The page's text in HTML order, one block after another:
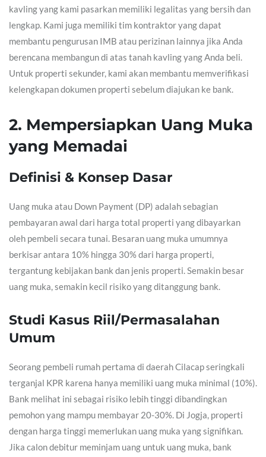
kavling yang kami pasarkan memiliki legalitas yang bersih dan
lengkap. Kami juga memiliki tim kontraktor yang dapat
membantu pengurusan IMB atau perizinan lainnya jika Anda
berencana membangun di atas tanah kavling yang Anda beli.
Untuk properti sekunder, kami akan membantu memverifikasi
kelengkapan dokumen properti sebelum diajukan ke bank.
2. Mempersiapkan Uang Muka
yang Memadai
Definisi & Konsep Dasar
Uang muka atau Down Payment (DP) adalah sebagian
pembayaran awal dari harga total properti yang dibayarkan
oleh pembeli secara tunai. Besaran uang muka umumnya
berkisar antara 10% hingga 30% dari harga properti,
tergantung kebijakan bank dan jenis properti. Semakin besar
uang muka, semakin kecil risiko yang ditanggung bank.
Studi Kasus Riil/Permasalahan
Umum
Seorang pembeli rumah pertama di daerah Cilacap seringkali
terganjal KPR karena hanya memiliki uang muka minimal (10%).
Bank melihat ini sebagai risiko lebih tinggi dibandingkan
pemohon yang mampu membayar 20-30%. Di Jogja, properti
dengan harga tinggi memerlukan uang muka yang signifikan.
Jika calon debitur meminjam uang untuk uang muka, bank